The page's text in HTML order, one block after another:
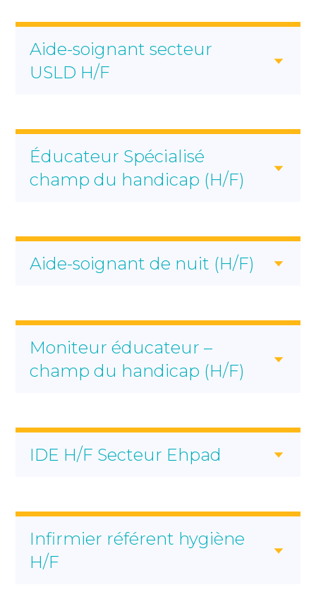
Aide-soignant secteur
USLD H/F
Aide-Soignant H/F
Éducateur Spécialisé
champ du handicap (H/F)
Éducateur spécialisé
LE POSTE
Mission principale
Aide-soignant de nuit (H/F)
Aide-soignant de
nuit H/F
LE POSTE
Missions :
Moniteur éducateur –
champ du handicap (H/F)
Moniteur éducateur
IDE H/F Secteur Ehpad
IDE H/F 7h ou 12h
Infirmier référent hygiène
H/F